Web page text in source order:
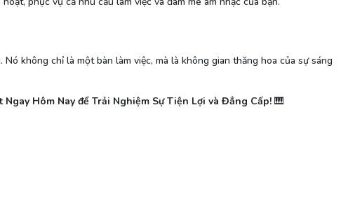
không chỉ là một bàn làm việc, mà là không gian thăng hoa của sự sáng
Hôm Nay để Trải Nghiệm Sự Tiện Lợi và Đẳng Cấp! 🎹